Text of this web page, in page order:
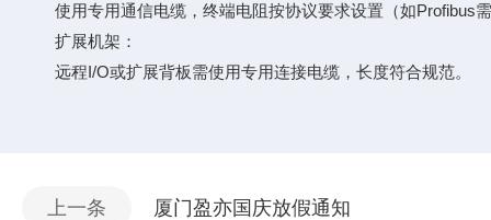
使用专用通信电缆，终端电阻按协议要求设置（如Profibus
扩展机架：
远程I/O或扩展背板需使用专用连接电缆，长度符合规范。
上一条 厦门盈亦国庆放假通知